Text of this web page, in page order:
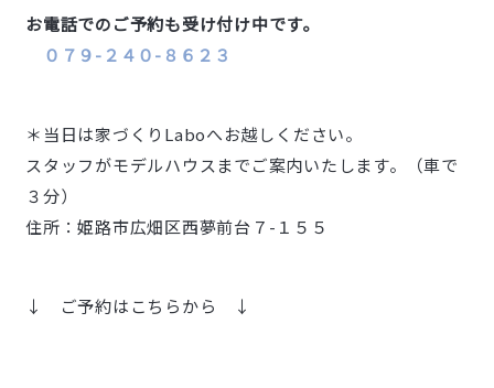
お電話でのご予約も受け付け中です。
０７９-２４０-８６２３
＊当日は家づくりLaboへお越しください。
スタッフがモデルハウスまでご案内いたします。（車で
３分）
住所：姫路市広畑区西夢前台７-１５５
↓ ご予約はこちらから ↓